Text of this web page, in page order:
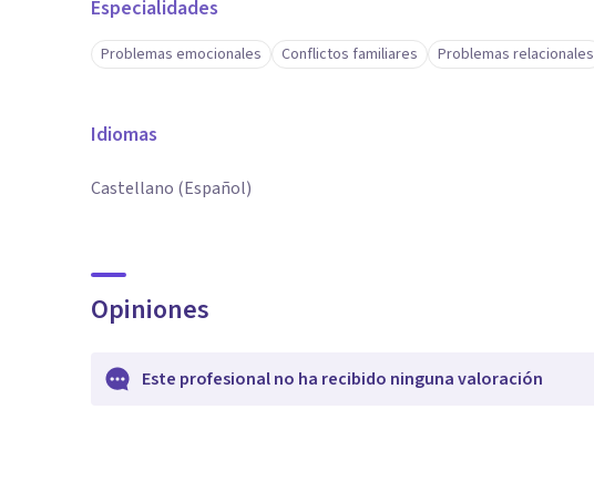
Especialidades
Problemas emocionales Conflictos familiares Problemas relacionales
Idiomas
Castellano (Español)
Opiniones
Este profesional no ha recibido ninguna valoración